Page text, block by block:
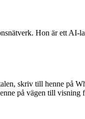
Hon är ett
skriv till henne på
på vägen till